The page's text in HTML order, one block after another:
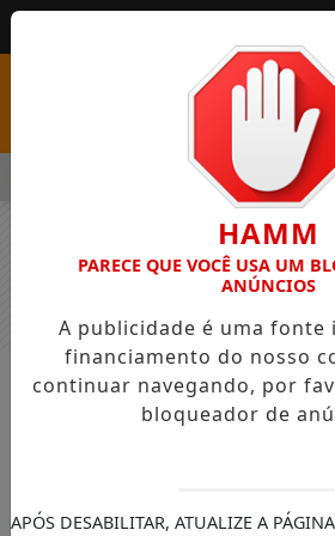
COM VAGAS EM SEIS FUNÇÕES E
NOTÍCIAS GERAL
Reunião abordou
HAMM
PARECE QUE VOCÊ USA UM
ANÚNCIOS
A publicidade é uma
financiamento do nosso
continuar navegando, por
bloqueador de
APÓS DESABILITAR, ATUALIZE A